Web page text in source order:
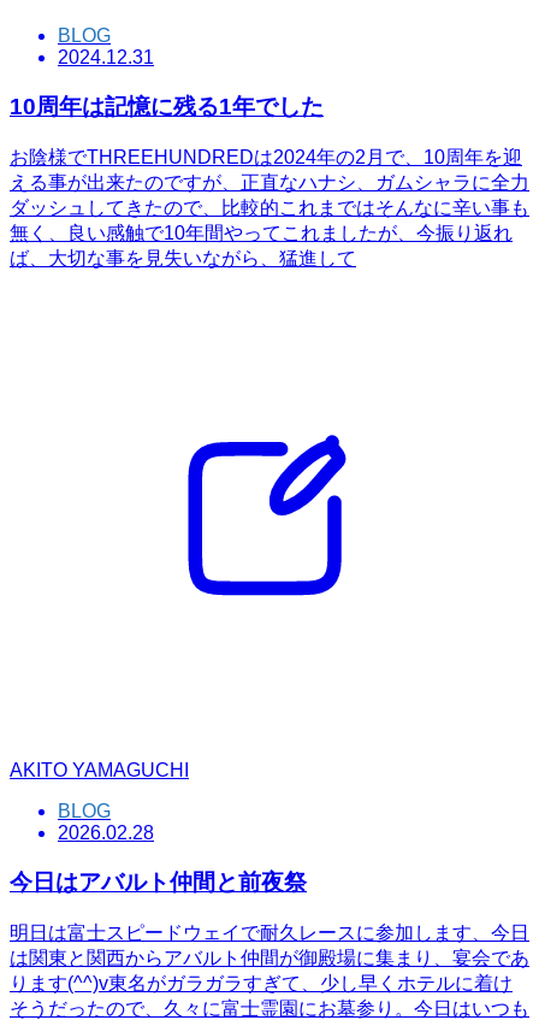
BLOG
2024.12.31
10周年は記憶に残る1年でした
お陰様でTHREEHUNDREDは2024年の2月で、10周年を迎
える事が出来たのですが、正直なハナシ、ガムシャラに全力
ダッシュしてきたので、比較的これまではそんなに辛い事も
無く、良い感触で10年間やってこれましたが、今振り返れ
ば、大切な事を見失いながら、猛進して
AKITO YAMAGUCHI
BLOG
2026.02.28
今日はアバルト仲間と前夜祭
明日は富士スピードウェイで耐久レースに参加します、今日
は関東と関西からアバルト仲間が御殿場に集まり、宴会であ
ります(^^)v東名がガラガラすぎて、少し早くホテルに着け
そうだったので、久々に富士霊園にお墓参り。今日はいつも